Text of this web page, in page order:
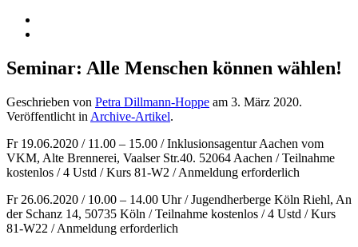
Seminar: Alle Menschen können wählen!
Geschrieben von Petra Dillmann-Hoppe am 3. März 2020.
Veröffentlicht in Archive-Artikel.
Fr 19.06.2020 / 11.00 – 15.00 / Inklusionsagentur Aachen vom
VKM, Alte Brennerei, Vaalser Str.40. 52064 Aachen / Teilnahme
kostenlos / 4 Ustd / Kurs 81-W2 / Anmeldung erforderlich
Fr 26.06.2020 / 10.00 – 14.00 Uhr / Jugendherberge Köln Riehl, An
der Schanz 14, 50735 Köln / Teilnahme kostenlos / 4 Ustd / Kurs
81-W22 / Anmeldung erforderlich